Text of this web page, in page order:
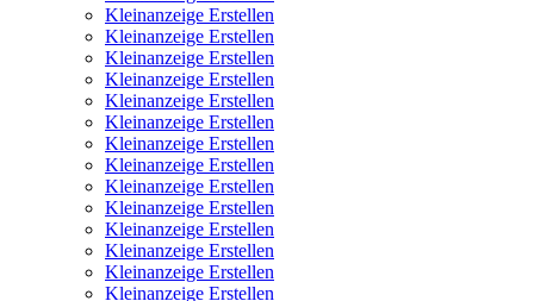
Kleinanzeige Erstellen
Kleinanzeige Erstellen
Kleinanzeige Erstellen
Kleinanzeige Erstellen
Kleinanzeige Erstellen
Kleinanzeige Erstellen
Kleinanzeige Erstellen
Kleinanzeige Erstellen
Kleinanzeige Erstellen
Kleinanzeige Erstellen
Kleinanzeige Erstellen
Kleinanzeige Erstellen
Kleinanzeige Erstellen
Kleinanzeige Erstellen